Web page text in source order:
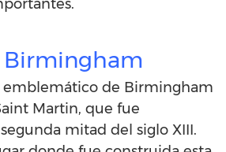
Birmingham
de Birmingham
Martin, que fue
mitad del siglo XIII.